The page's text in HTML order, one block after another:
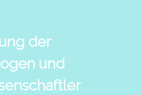
der
und